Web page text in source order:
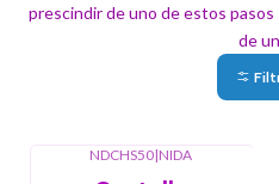
prescindir de uno de estos pasos
de
NDCHS50|NIDA